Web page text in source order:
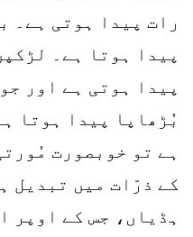
رات پیدا ہوتی ہے۔
پیدا ہوتا ہے۔
پیدا ہوتی ہے اور
بُڑھاپا پیدا ہوتا
ہے تو خوبصورت
کے ذرّات میں تبدیل
ہڈیاں، جس کے اوپر